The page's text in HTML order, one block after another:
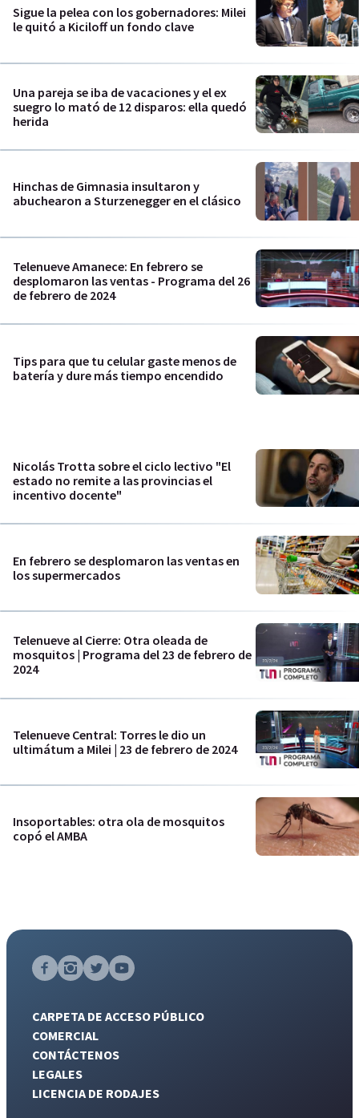
Sigue la pelea con los gobernadores: Milei
le quitó a Kiciloff un fondo clave
Una pareja se iba de vacaciones y el ex
suegro lo mató de 12 disparos: ella quedó
herida
Hinchas de Gimnasia insultaron y
abuchearon a Sturzenegger en el clásico
Telenueve Amanece: En febrero se
desplomaron las ventas - Programa del 26
de febrero de 2024
Tips para que tu celular gaste menos de
batería y dure más tiempo encendido
Nicolás Trotta sobre el ciclo lectivo "El
estado no remite a las provincias el
incentivo docente"
En febrero se desplomaron las ventas en
los supermercados
Telenueve al Cierre: Otra oleada de
mosquitos | Programa del 23 de febrero de
2024
Telenueve Central: Torres le dio un
ultimátum a Milei | 23 de febrero de 2024
Insoportables: otra ola de mosquitos
copó el AMBA
CARPETA DE ACCESO PÚBLICO
COMERCIAL
CONTÁCTENOS
LEGALES
LICENCIA DE RODAJES